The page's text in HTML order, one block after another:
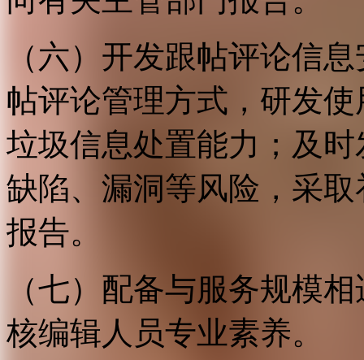
（六）开发跟帖评论信
帖评论管理方式，研发
垃圾信息处置能力；及
缺陷、漏洞等风险，采
报告。
（七）配备与服务规模
核编辑人员专业素养。